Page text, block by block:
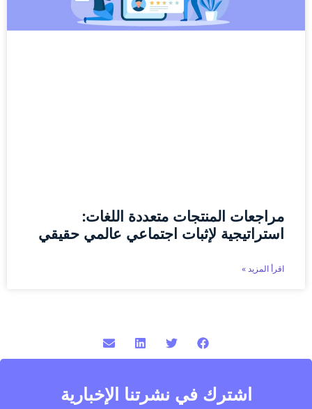
مراجعات المنتجات متعددة اللغات:
استراتيجية لإثبات اجتماعي عالمي حقيقي
اقرأ المزيد »
اشترك في نشرتنا الإخبارية